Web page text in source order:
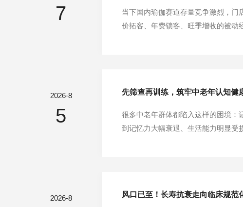
7
当下国内瑜伽赛道存量竞争激烈，
价拓客、年费锁客、旺季增收的被动
2026-8
5
先筛查再训练，筑牢中老年认知健
很多中老年群体都陷入这样的困境：
到记忆力大幅衰退、生活能力明显受
2026-8 风口已至！长寿抗衰走向临床规范